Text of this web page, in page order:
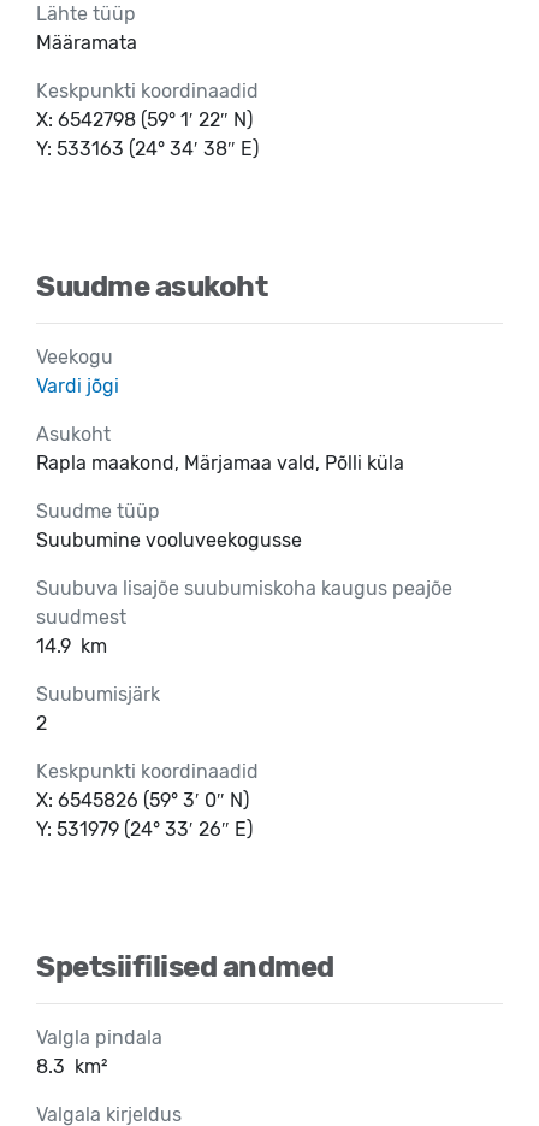
Lähte tüüp
Määramata
Keskpunkti koordinaadid
X: 6542798 (59° 1′ 22″ N)
Y: 533163 (24° 34′ 38″ E)
Suudme asukoht
Veekogu
Vardi jõgi
Asukoht
Rapla maakond, Märjamaa vald, Põlli küla
Suudme tüüp
Suubumine vooluveekogusse
Suubuva lisajõe suubumiskoha kaugus peajõe
suudmest
14.9 km
Suubumisjärk
2
Keskpunkti koordinaadid
X: 6545826 (59° 3′ 0″ N)
Y: 531979 (24° 33′ 26″ E)
Spetsiifilised andmed
Valgla pindala
8.3 km²
Valgala kirjeldus